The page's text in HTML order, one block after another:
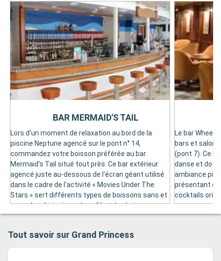
Lors d'un moment de relaxation au bord de la
piscine Neptune agencé sur le pont n° 14,
commandez votre boisson préférée au bar
Mermaid's Tail situé tout près. Ce bar extérieur
agencé juste au-dessous de l'écran géant utilisé
dans le cadre de l'activité « Movies Under The
Stars » sert différents types de boissons sans et
avec alcool, ainsi que du café et des boissons
gazeuses.
BAR MERMAID'S TAIL
Le bar
bars et
(pont 7). Ce
danse et doté
ambiance
présentant
cocktails
vous pouvez
l'endroit
Tout savoir sur Grand Princess